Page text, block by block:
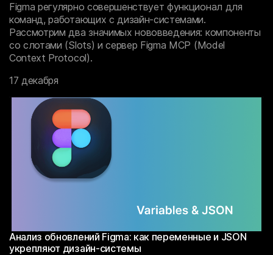
Figma регулярно совершенствует функционал для
команд, работающих с дизайн-системами.
Рассмотрим два значимых нововведения: компоненты
со слотами (Slots) и сервер Figma MCP (Model
Context Protocol).
17 декабря
Анализ обновлений Figma: как переменные и JSON
укрепляют дизайн-системы